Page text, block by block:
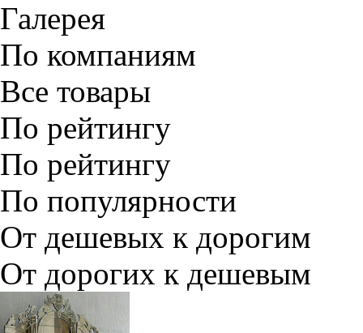
Галерея
По компаниям
Все товары
По рейтингу
По рейтингу
По популярности
От дешевых к дорогим
От дорогих к дешевым